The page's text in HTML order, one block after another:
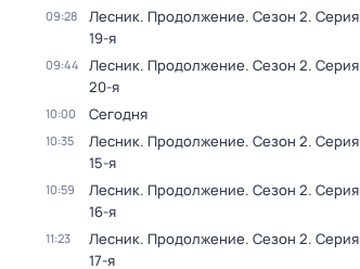
09:28 Лесник. Продолжение. Сезон 2. Серия
19-я
09:44 Лесник. Продолжение. Сезон 2. Серия
20-я
10:00 Сегодня
10:35 Лесник. Продолжение. Сезон 2. Серия
15-я
10:59 Лесник. Продолжение. Сезон 2. Серия
16-я
11:23 Лесник. Продолжение. Сезон 2. Серия
17-я